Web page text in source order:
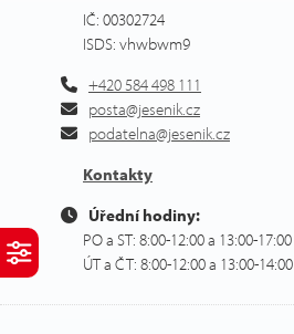
IČ: 00302724
ISDS: vhwbwm9
+420 584 498 111
posta@jesenik.cz
podatelna@jesenik.cz
Kontakty
Úřední hodiny:
PO a ST: 8:00-12:00 a 13:00-17:00
ÚT a ČT: 8:00-12:00 a 13:00-14:00